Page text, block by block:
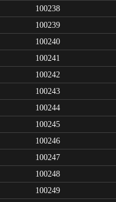
100238
100239
100240
100241
100242
100243
100244
100245
100246
100247
100248
100249